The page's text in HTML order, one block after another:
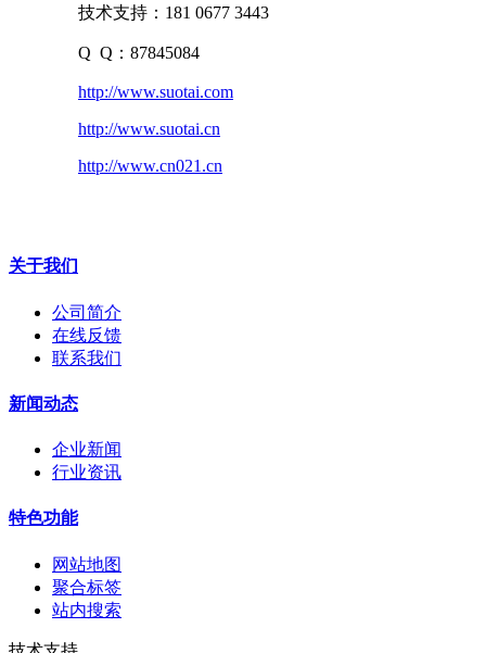
技术支持：181 0677 3443
Q Q：87845084
http://www.suotai.com
http://www.suotai.cn
http://www.cn021.cn
关于我们
公司简介
在线反馈
联系我们
新闻动态
企业新闻
行业资讯
特色功能
网站地图
聚合标签
站内搜索